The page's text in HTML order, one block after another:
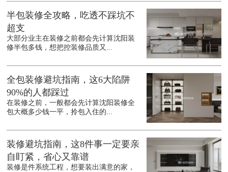
半包装修全攻略，吃透不踩坑不
超支
大部分业主在装修之前都会先计算沈阳装
修半包多钱，想把控装修品质又...
全包装修避坑指南，这6大陷阱
90%的人都踩过
在装修之前，一般都会先计算沈阳装修全
包大概多少钱一平，拎包入住的...
装修避坑指南，这8件事一定要亲
自盯紧，省心又靠谱
装修是件系统工程，想要装出满意的家，